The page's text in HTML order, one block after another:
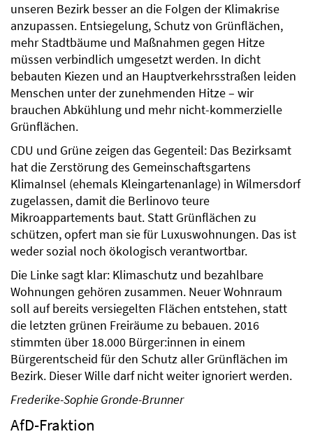
unseren Bezirk besser an die Folgen der Klimakrise
anzupassen. Entsiegelung, Schutz von Grünflächen,
mehr Stadtbäume und Maßnahmen gegen Hitze
müssen verbindlich umgesetzt werden. In dicht
bebauten Kiezen und an Hauptverkehrsstraßen leiden
Menschen unter der zunehmenden Hitze – wir
brauchen Abkühlung und mehr nicht-kommerzielle
Grünflächen.
CDU und Grüne zeigen das Gegenteil: Das Bezirksamt
hat die Zerstörung des Gemeinschaftsgartens
KlimaInsel (ehemals Kleingartenanlage) in Wilmersdorf
zugelassen, damit die Berlinovo teure
Mikroappartements baut. Statt Grünflächen zu
schützen, opfert man sie für Luxuswohnungen. Das ist
weder sozial noch ökologisch verantwortbar.
Die Linke sagt klar: Klimaschutz und bezahlbare
Wohnungen gehören zusammen. Neuer Wohnraum
soll auf bereits versiegelten Flächen entstehen, statt
die letzten grünen Freiräume zu bebauen. 2016
stimmten über 18.000 Bürger:innen in einem
Bürgerentscheid für den Schutz aller Grünflächen im
Bezirk. Dieser Wille darf nicht weiter ignoriert werden.
Frederike-Sophie Gronde-Brunner
AfD-Fraktion